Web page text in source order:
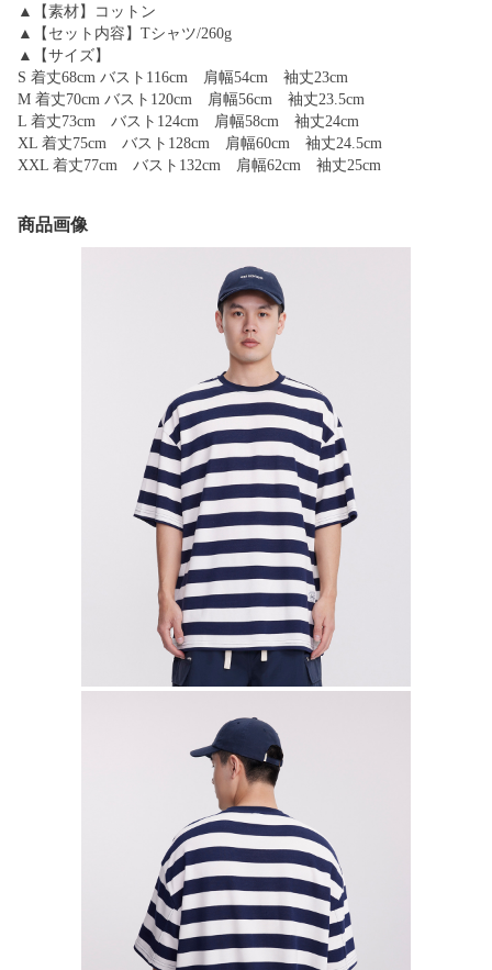
▲【素材】コットン
▲【セット内容】Tシャツ/260g
▲【サイズ】
S 着丈68cm バスト116cm 肩幅54cm 袖丈23cm
M 着丈70cm バスト120cm 肩幅56cm 袖丈23.5cm
L 着丈73cm バスト124cm 肩幅58cm 袖丈24cm
XL 着丈75cm バスト128cm 肩幅60cm 袖丈24.5cm
XXL 着丈77cm バスト132cm 肩幅62cm 袖丈25cm
商品画像